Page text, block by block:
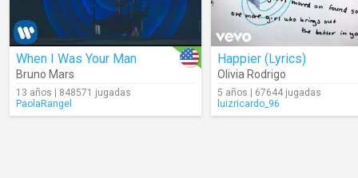
When I Was Your Man
Bruno Mars
13 años | 848571 jugadas
PaolaRangel
Happier (Lyrics)
Olivia Rodrigo
5 años | 67644 jugadas
luizricardo_96